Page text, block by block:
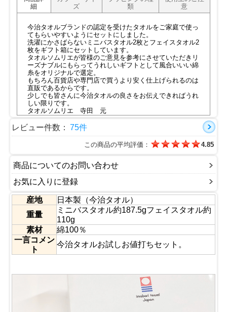
細
ズ
類
意
今治タオルブランドの認定を受けたタオルをご家庭で使っ
てもらいやすいようにセットにしました。
洗濯にかさばらないミニバスタオル2枚とフェイスタオル2
枚をギフト箱にセットしています。
タオルソムリエが皆様のご意見を参考にさせていただきリ
ーズナブルにもらってうれしいギフトとして風合いいい綿
糸をオリジナルで選定。
もちろん百貨店や専門店で買うより安く仕上げられるのは
直販であるからです。
少しでも皆さんに今治タオルの良さをお伝えできればうれ
しい限りです。
タオルソムリエ 寺田 元
レビュー件数： 75件
この商品の平均評価： 4.85
商品についてのお問い合わせ
お気に入りに登録
産地
日本製（今治タオル）
重量
ミニバスタオル約187.5gフェイスタオル約
110g
素材
綿100％
一言コメン
ト
今治タオルお試しお値打ちセット。